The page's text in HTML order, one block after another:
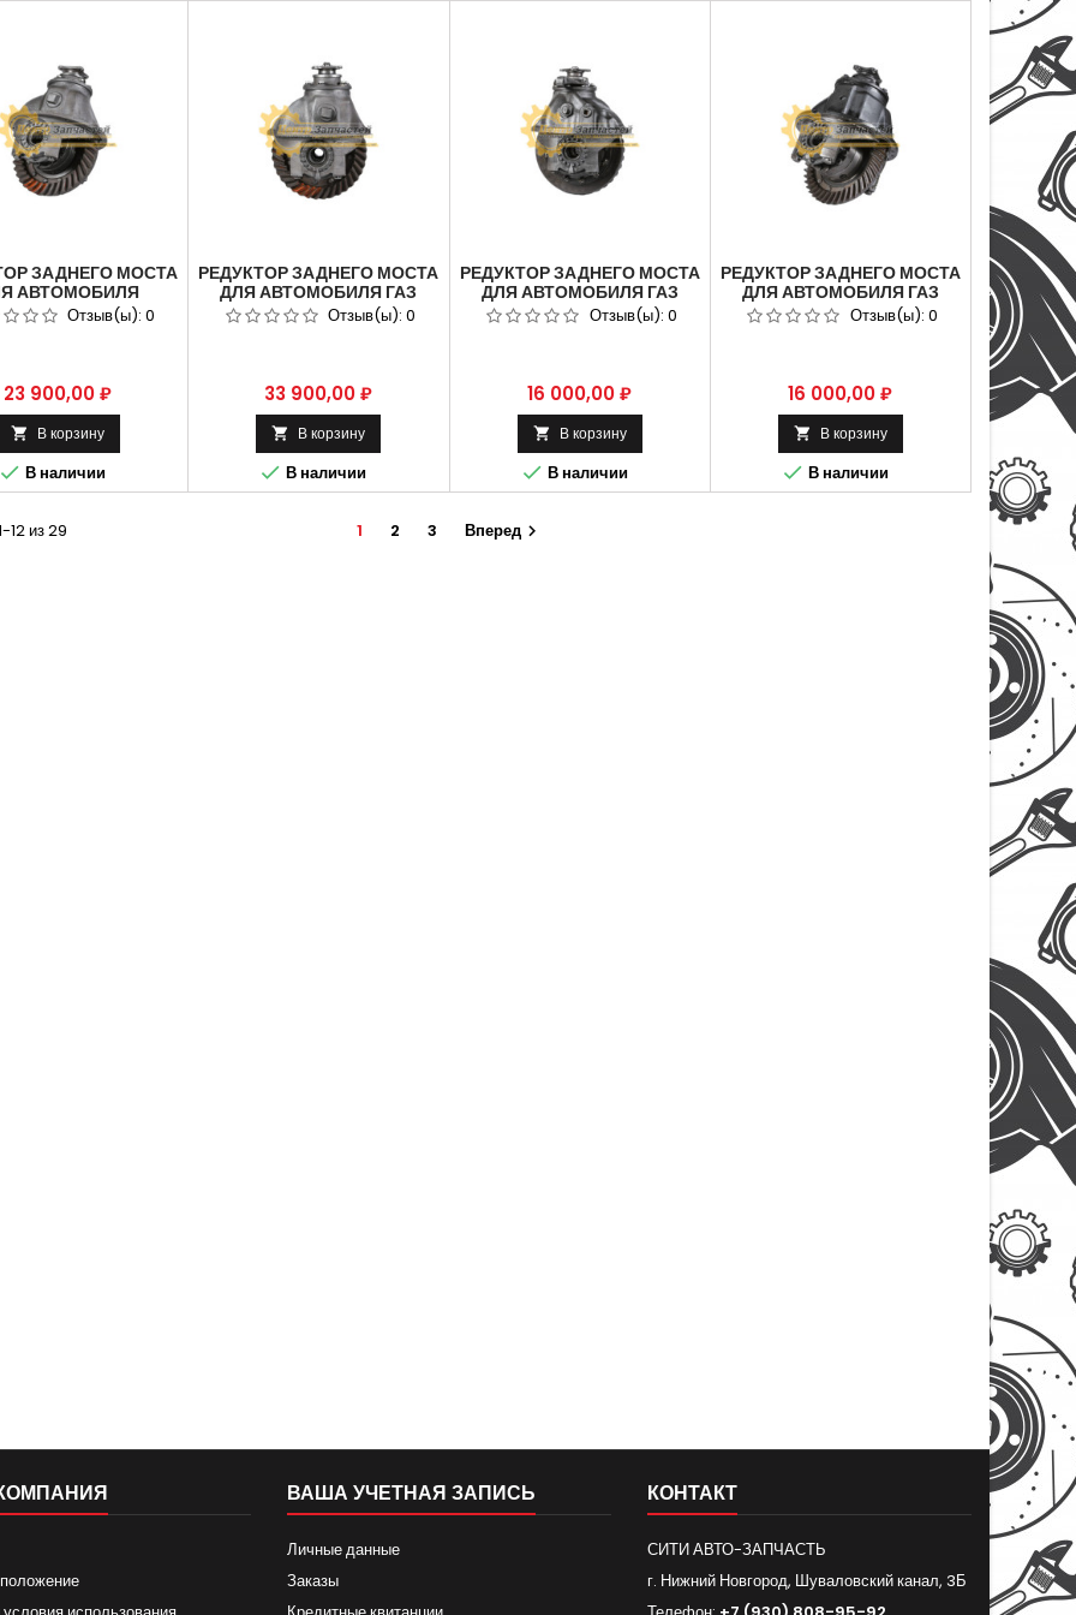
ЗАДНЕГО МОСТА
АВТОМОБИЛЯ
ММЗ-245.7 П.Ч.
9Х41 ЗУБ 3309-
Отзыв(ы):0
Цена
23 900,00 ₽
 В корзину
 В наличии
РЕДУКТОР ЗАДНЕГО МОСТА
ДЛЯ АВТОМОБИЛЯ ГАЗ
3309 С БЛОКИРОВКОЙ
(41Х9).
Отзыв(ы):0
Цена
33 900,00 ₽
 В корзину
 В наличии
РЕДУКТОР ЗАДНЕГО МОСТА
ДЛЯ АВТОМОБИЛЯ ГАЗ
3307 АРТИКУЛ 53-
2402010. 6Х37 ЗУБ.
Отзыв(ы): 0
Цена
16 000,00 ₽
 В корзину
 В наличии
РЕДУКТОР ЗАДНЕГО МОСТА
ДЛЯ АВТОМОБИЛЯ ГАЗ
3307 АРТИКУЛ 53-
2402010-11. 6Х41 ЗУБ.
Отзыв(ы): 0
Цена
16 000,00 ₽
 В корзину
 В наличии
12 из 29 1 2 3 Вперед
ВАША УЧЕТНАЯ ЗАПИСЬ
Личные данные
Заказы
КОНТАКТ
СИТИ АВТО-ЗАПЧАСТЬ
г. Нижний Новгород, Шуваловский канал, 3Б